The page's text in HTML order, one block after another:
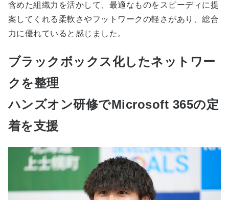
含めた組織力を活かして、最適なものをスピーディに提
案してくれる柔軟さやフットワークの軽さがあり、総合
力に優れていると感じました。
ブラックボックス化したネットワー
クを整理
ハンズオン研修でMicrosoft 365の定
着を支援